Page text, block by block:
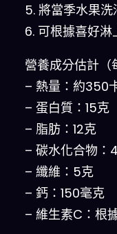
5. 將當季水果洗
6. 可根據喜好淋
營養成分估計（
– 熱量：約350
– 蛋白質：15克
– 脂肪：12克
– 碳水化合物：
– 纖維：5克
– 鈣：150毫克
– 維生素C：根